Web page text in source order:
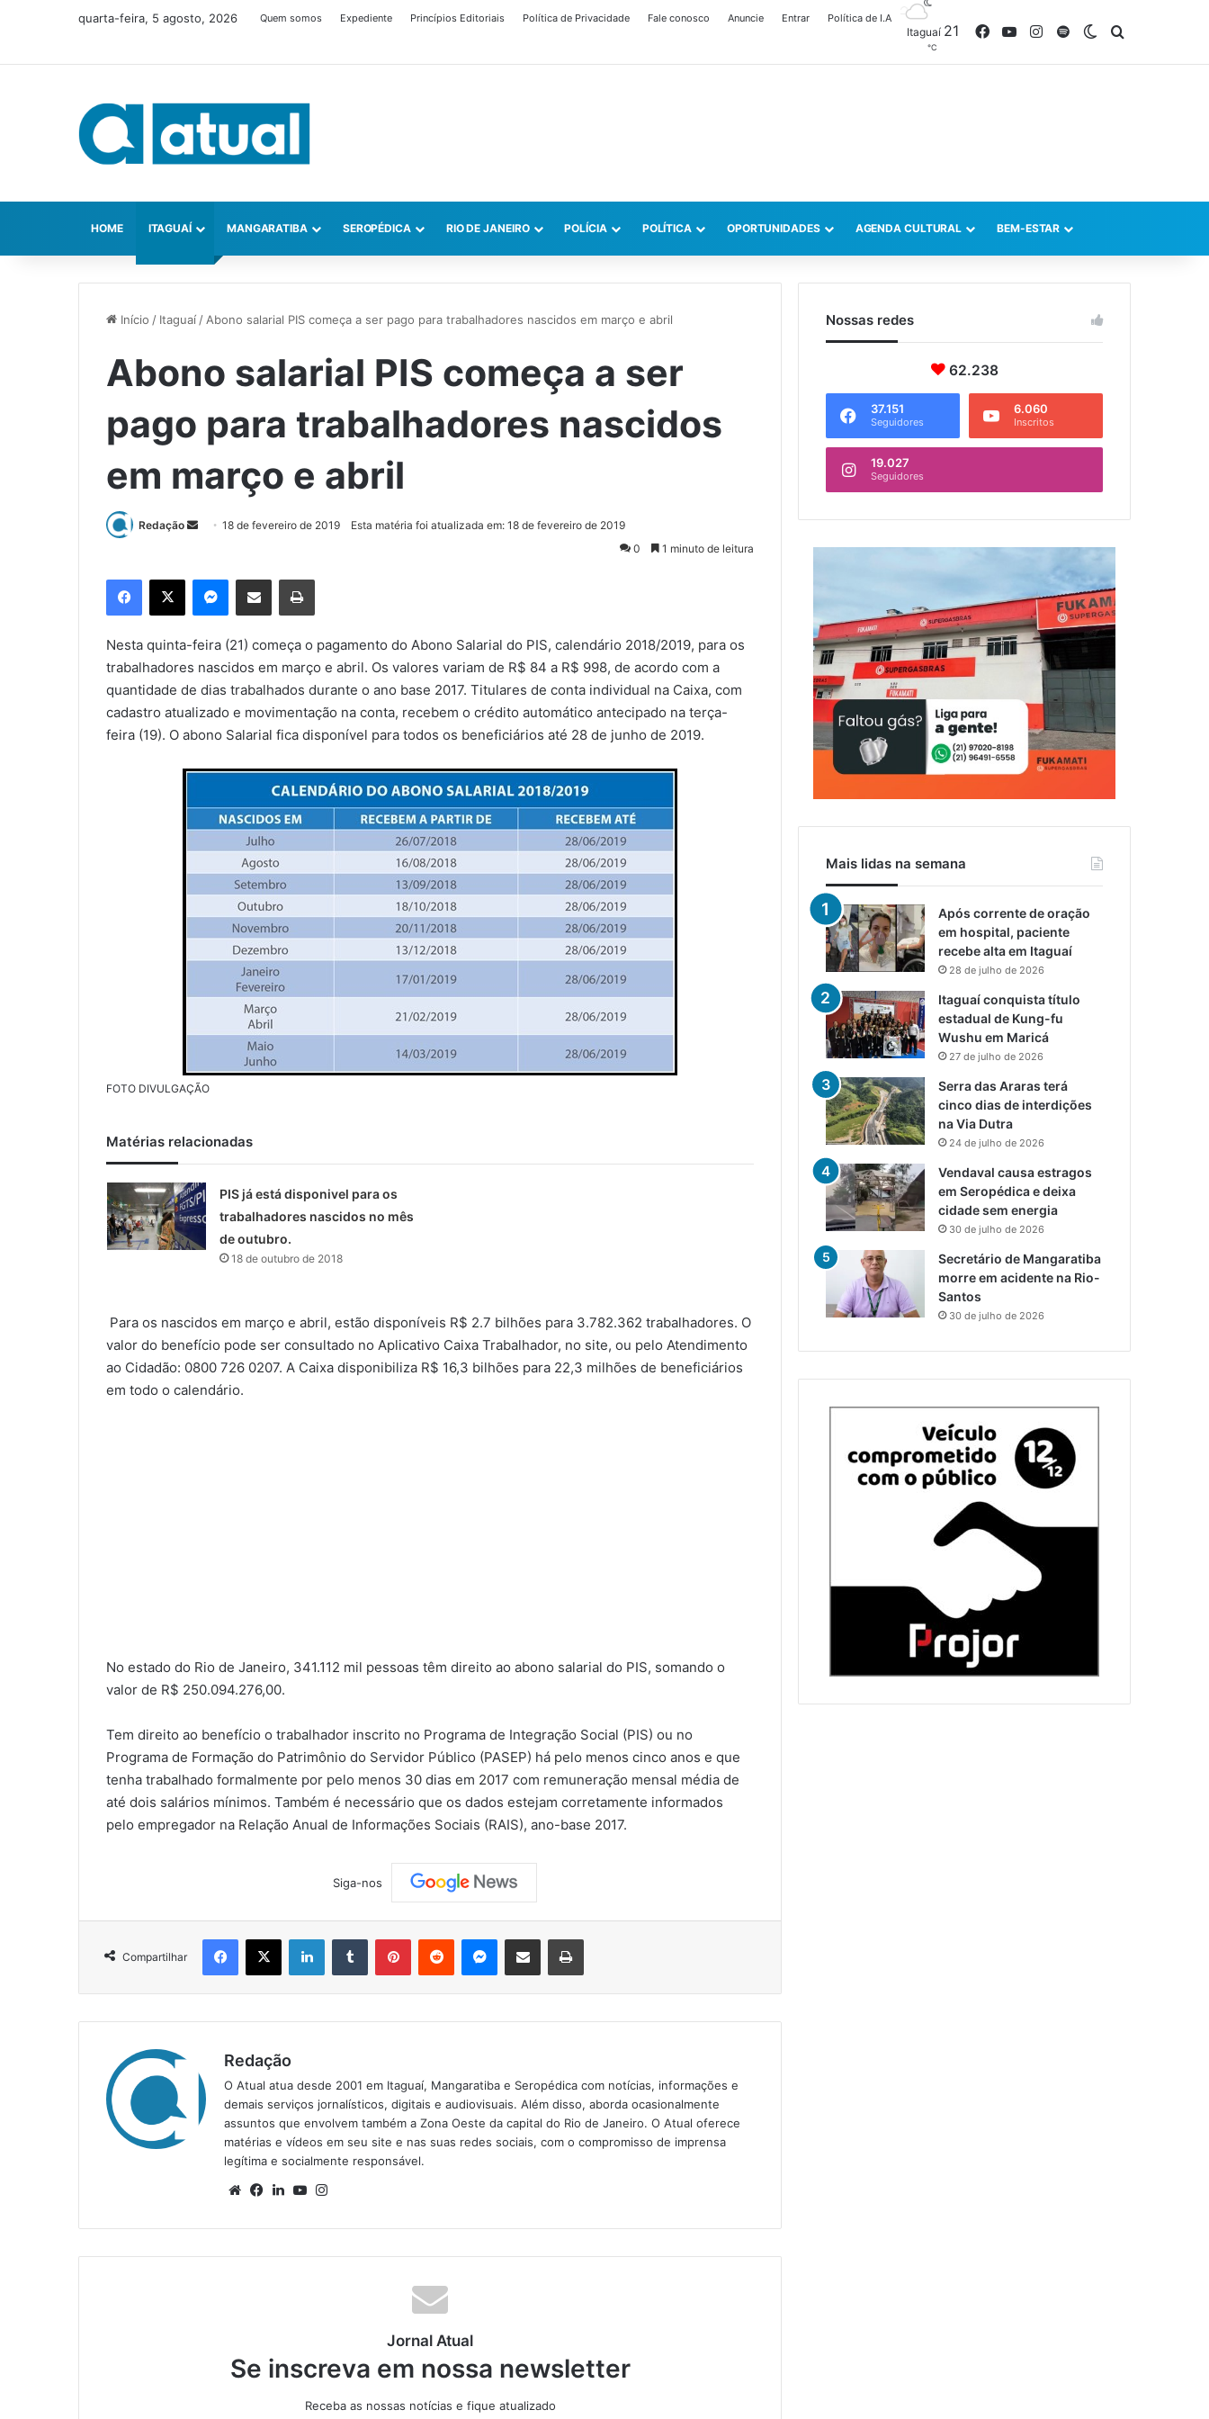
quarta-feira, 5 agosto, 2026 Quem somos Expediente Princípios Editoriais Política de Privacidade Fale conosco Anuncie Entrar Política de I.A
Itaguaí 21
℃
FacebookYouTubeInstagram
SpotifySwitch skin
HOME ITAGUAÍ MANGARATIBA SEROPÉDICA RIO DE JANEIRO POLÍCIA POLÍTICA OPORTUNIDADES AGENDA CULTURAL BEM-ESTAR
Início / Itaguaí/Abono salarial PIS começa a ser pago para trabalhadores nascidos em março e abril
Abono salarial PIS começa a ser
pago para trabalhadores nascidos
em março e abril
Redação
m
e
-
m
a
18 de fevereiro de 2019
Esta matéria foi atualizada em: 18 de fevereiro de 2019
0
1 minuto de leitura
Nesta quinta-feira (21) começa o pagamento do Abono Salarial do PIS, calendário 2018/2019, para os
trabalhadores nascidos em março e abril. Os valores variam de R$ 84 a R$ 998, de acordo com a
quantidade de dias trabalhados durante o ano base 2017. Titulares de conta individual na Caixa, com
cadastro atualizado e movimentação na conta, recebem o crédito automático antecipado na terça-
feira (19). O abono Salarial fica disponível para todos os beneficiários até 28 de junho de 2019.
FOTO DIVULGAÇÃO
Matérias relacionadas
PIS já está disponivel para os
trabalhadores nascidos no mês
de outubro.
18 de outubro de 2018
Para os nascidos em março e abril, estão disponíveis R$ 2.7 bilhões para 3.782.362 trabalhadores. O
valor do benefício pode ser consultado no Aplicativo Caixa Trabalhador, no site, ou pelo Atendimento
ao Cidadão: 0800 726 0207. A Caixa disponibiliza R$ 16,3 bilhões para 22,3 milhões de beneficiários
em todo o calendário.
No estado do Rio de Janeiro, 341.112 mil pessoas têm direito ao abono salarial do PIS, somando o
valor de R$ 250.094.276,00.
Tem direito ao benefício o trabalhador inscrito no Programa de Integração Social (PIS) ou no
Programa de Formação do Patrimônio do Servidor Público (PASEP) há pelo menos cinco anos e que
tenha trabalhado formalmente por pelo menos 30 dias em 2017 com remuneração mensal média de
até dois salários mínimos. Também é necessário que os dados estejam corretamente informados
pelo empregador na Relação Anual de Informações Sociais (RAIS), ano-base 2017.
Siga-nos
Compartilhar
Redação
O Atual atua desde 2001 em Itaguaí, Mangaratiba e Seropédica com notícias, informações e
demais serviços jornalísticos, digitais e audiovisuais. Além disso, aborda ocasionalmente
assuntos que envolvem também a Zona Oeste da capital do Rio de Janeiro. O Atual oferece
matérias e vídeos em seu site e nas suas redes sociais, com o compromisso de imprensa
legítima e socialmente responsável.
We
te
Fa
bo
ok
Lin
din
Yo
ub
e
ra
m
Jornal Atual
Se inscreva em nossa newsletter
Receba as nossas notícias e fique atualizado
Nossas redes
62.238
37.151
Seguidores
6.060
Inscritos
19.027
Seguidores
Mais lidas na semana
Após corrente de oração
em hospital, paciente
recebe alta em Itaguaí
28 de julho de 2026
Itaguaí conquista título
estadual de Kung-fu
Wushu em Maricá
27 de julho de 2026
Serra das Araras terá
cinco dias de interdições
na Via Dutra
24 de julho de 2026
Vendaval causa estragos
em Seropédica e deixa
cidade sem energia
30 de julho de 2026
Secretário de Mangaratiba
morre em acidente na Rio-
Santos
30 de julho de 2026